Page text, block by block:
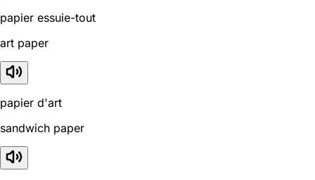
papier essuie-tout
art paper
papier d'art
sandwich paper